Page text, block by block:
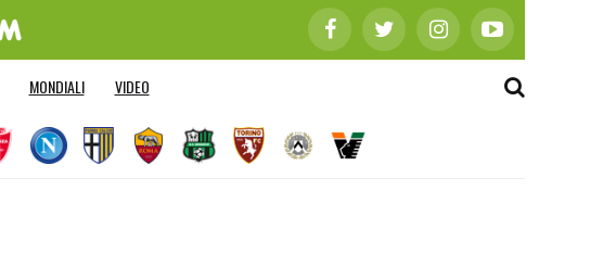
MONDIALI VIDEO